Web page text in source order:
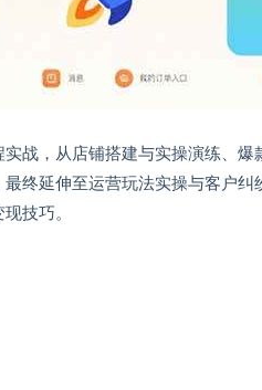
战，从店铺搭建与实操演练、
终延伸至运营玩法实操与客户
技巧。